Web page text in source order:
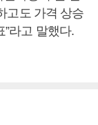
고도 가격 상승
라고 말했다.